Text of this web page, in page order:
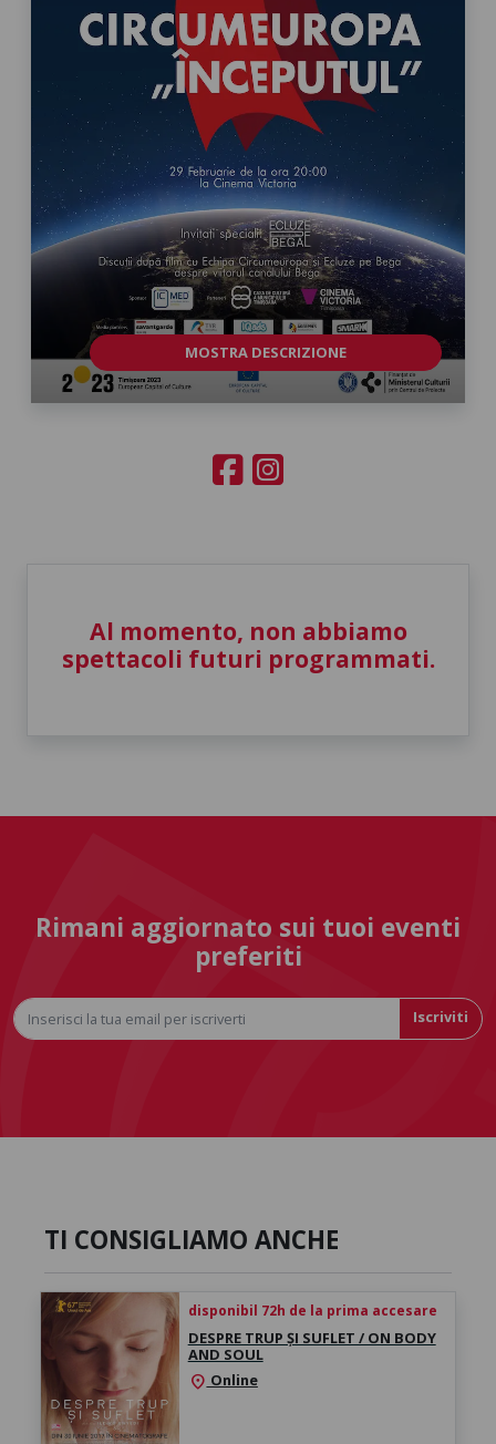
MOSTRA DESCRIZIONE
Al momento, non abbiamo
spettacoli futuri programmati.
Rimani aggiornato sui tuoi eventi
preferiti
Iscriviti
TI CONSIGLIAMO ANCHE
disponibil 72h de la prima accesare
DESPRE TRUP ȘI SUFLET / ON BODY
AND SOUL
location_on Online